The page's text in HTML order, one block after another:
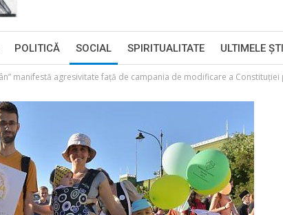
POLITICĂ SOCIAL SPIRITUALITATE ULTIMELE
manifestă agresivitate față de campania de modificare a